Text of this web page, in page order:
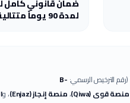
ضمان قانوني
لمدة 90 يوماً متتالية
(رقم الترخيص الرسمي: B-
منصة قوى (Qiwa) ،منصة إنجاز (Enjaz) ، و